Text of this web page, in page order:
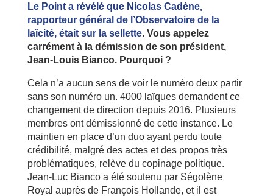
Le Point a révélé que Nicolas Cadène,
rapporteur général de l’Observatoire de la
laïcité, était sur la sellette. Vous appelez
carrément à la démission de son président,
Jean-Louis Bianco. Pourquoi ?
Cela n’a aucun sens de voir le numéro deux partir
sans son numéro un. 4000 laïques demandent ce
changement de direction depuis 2016. Plusieurs
membres ont démissionné de cette instance. Le
maintien en place d’un duo ayant perdu toute
crédibilité, malgré des actes et des propos très
problématiques, relève du copinage politique.
Jean-Luc Bianco a été soutenu par Ségolène
Royal auprès de François Hollande, et il est